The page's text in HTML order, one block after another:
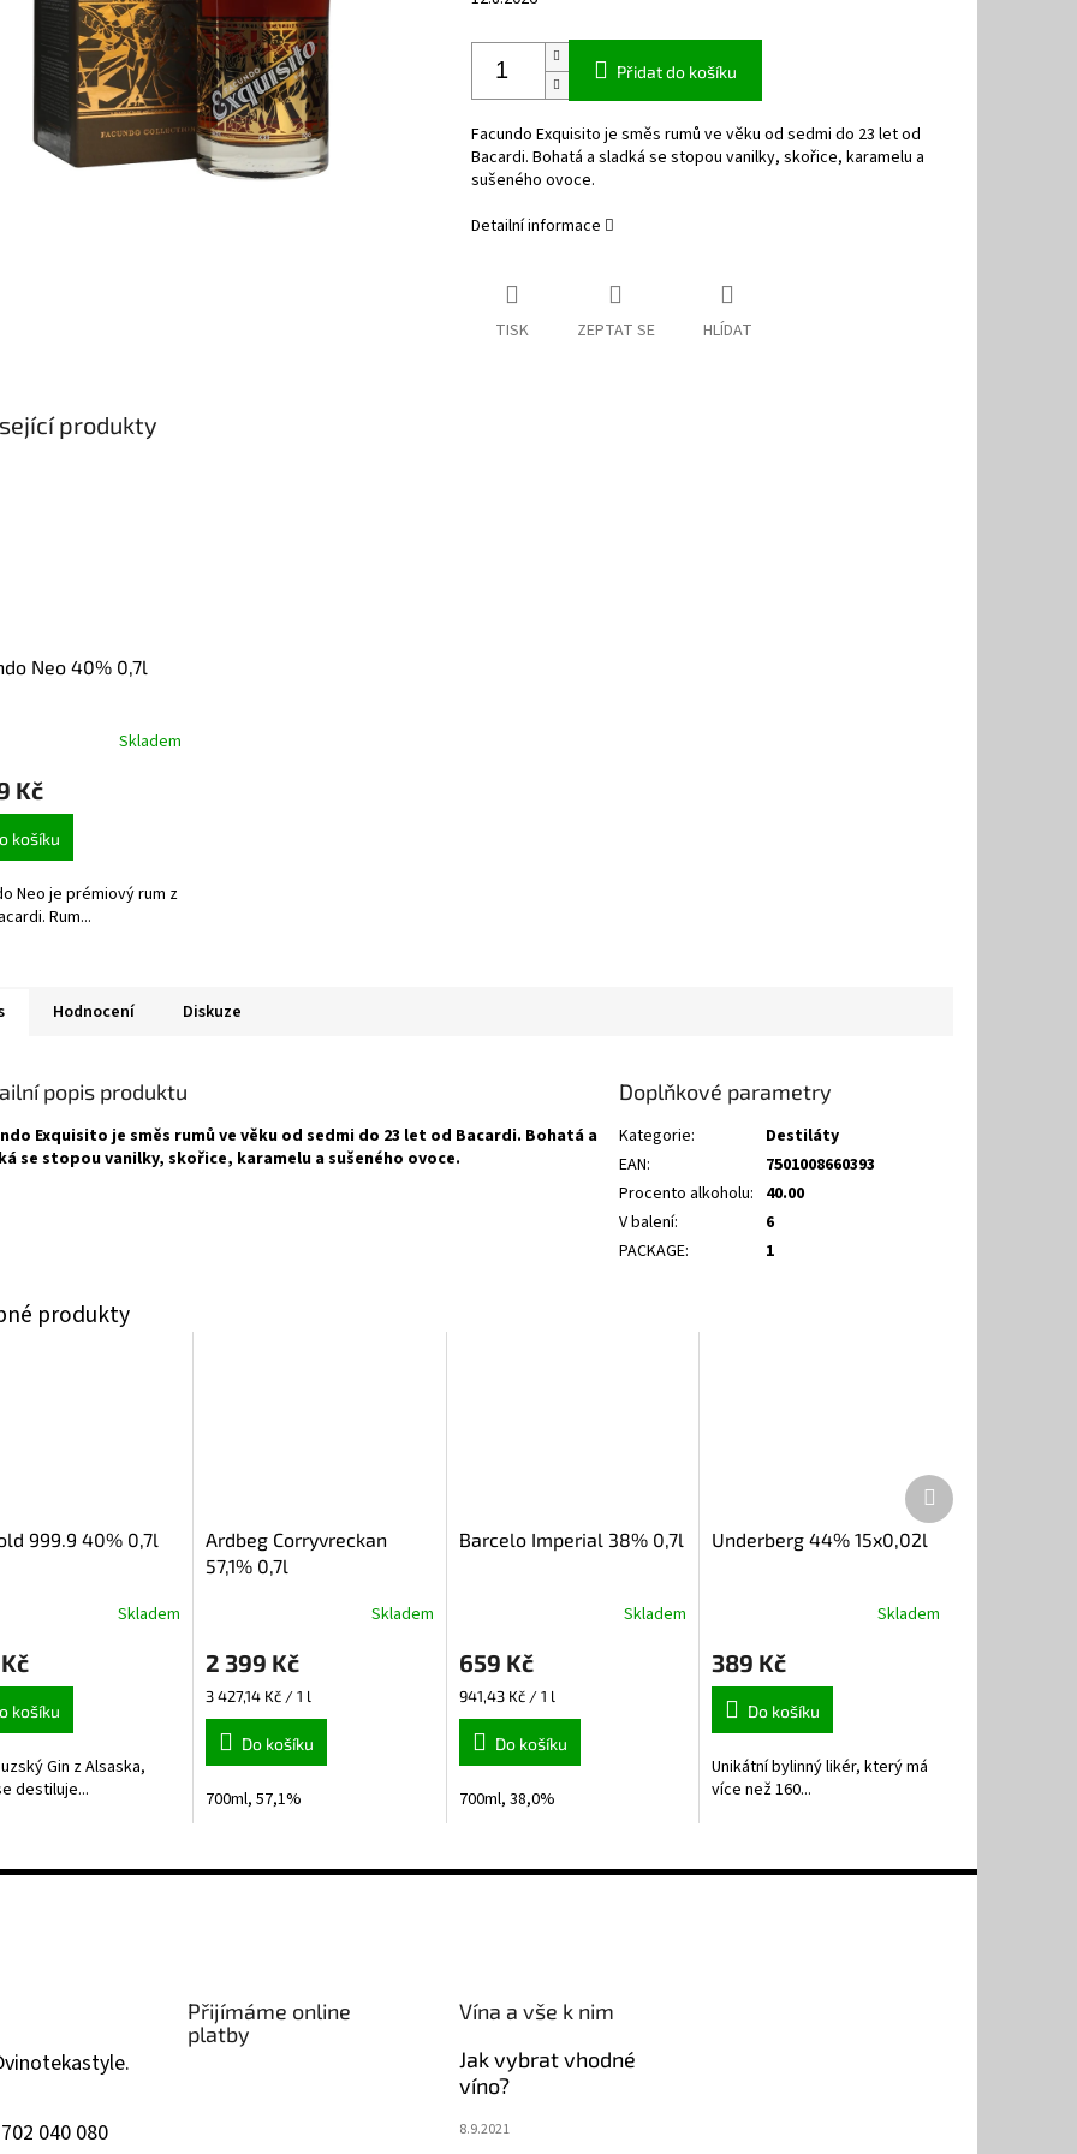
Přidat do košíku
Facundo Exquisito je směs rumů ve věku od sedmi do 23 let od
Bacardi. Bohatá a sladká se stopou vanilky, skořice, karamelu a
sušeného ovoce.
Detailní informace
TISK ZEPTAT SE HLÍDAT
produkty
Neo 40% 0,7l
Skladem
Kč
košíku
Neo je prémiový rum z
Rum...
Hodnocení Diskuze
popis produktu
Exquisito je směs rumů ve věku od sedmi do 23 let od Bacardi. Bohatá a
se stopou vanilky, skořice, karamelu a sušeného ovoce.
Doplňkové parametry
Kategorie:
Destiláty
EAN:
7501008660393
Procento alkoholu: 40.00
V balení:
6
PACKAGE: 1
999.9 40% 0,7l
Skladem
košíku
Gin z Alsaska,
destiluje...
Ardbeg Corryvreckan
57,1% 0,7l
Skladem
2 399 Kč
Měrná
cena:
3 427,14 Kč / 1 l
Do košíku
700ml, 57,1%
Barcelo Imperial 38% 0,7l
Skladem
659 Kč
Měrná
cena:
941,43 Kč / 1 l
Do košíku
700ml, 38,0%
Underberg 44% 15x0,02l
produktu
je
5,0
z
hvězdiček.
Skladem
389 Kč
Do košíku
Unikátní bylinný likér, který má
více než 160...
Další
produkt
vinotekastyle.
040 080
Přijímáme online
platby
Vína a vše k nim
Jak vybrat vhodné
víno?
8.9.2021